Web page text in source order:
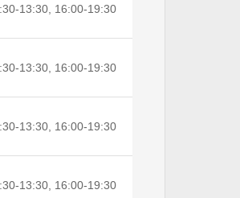
13:30, 16:00-19:30
13:30, 16:00-19:30
13:30, 16:00-19:30
13:30, 16:00-19:30